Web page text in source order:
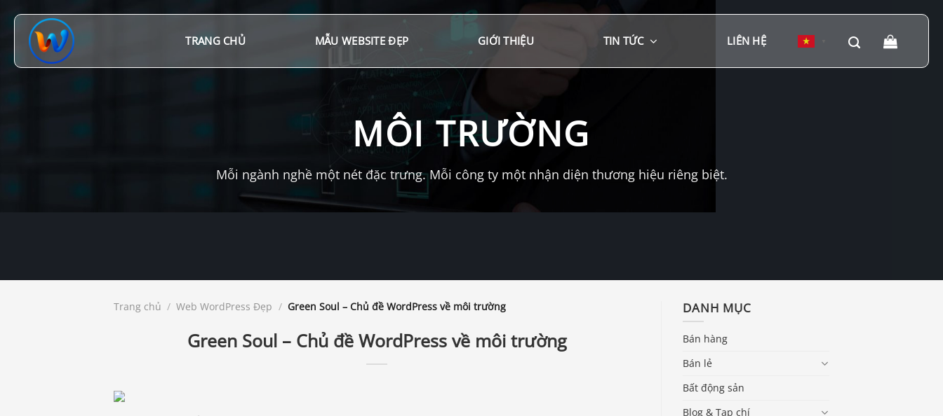
đến
TRANG CHỦ MẪU WEBSITE ĐẸP GIỚI THIỆU TIN TỨC LIÊN HỆ
MÔI TRƯỜNG
Mỗi ngành nghề một nét đặc trưng. Mỗi công ty một nhận diện thương hiệu riêng biệt.
Trang chủ / Web WordPress Đẹp / Green Soul – Chủ đề WordPress về môi trường
Green Soul – Chủ đề WordPress về môi trường
DANH MỤC
Bán hàng
Bán lẻ
Bất động sản
Blog & Tạp chí